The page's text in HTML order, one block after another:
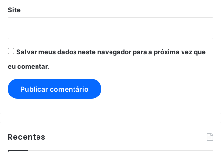
Site
Salvar meus dados neste navegador para a próxima vez que
eu comentar.
Recentes